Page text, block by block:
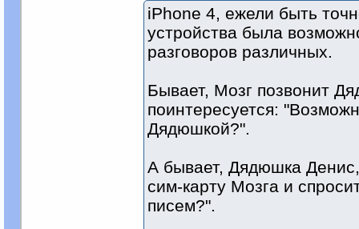
iPhone 4, ежели быть
устройства была
разговоров различных.
Бывает, Мозг позвонит
поинтересуется:
Дядюшкой?".
А бывает, Дядюшка Денис,
сим-карту Мозга и
писем?".